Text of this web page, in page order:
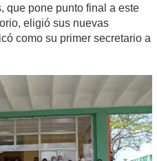
que pone punto final a este
eligió sus nuevas
como su primer secretario a